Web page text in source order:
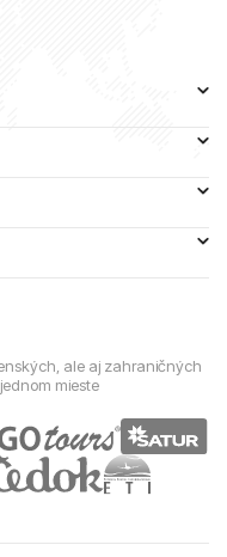
ale aj zahraničných
mieste